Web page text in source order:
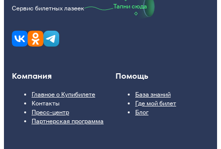
Сервис билетных лазеек Тапни сюда
Компания
Главное о Купибилете
Контакты
Пресс-центр
Партнерская программа
Помощь
База знаний
Где мой билет
Блог